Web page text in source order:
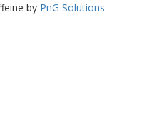
by PnG Solutions